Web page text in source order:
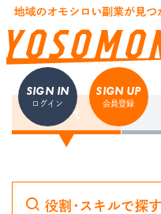
SIGN IN
ログイン
SIGN UP
会員登録
すべて
役割・スキルで探す